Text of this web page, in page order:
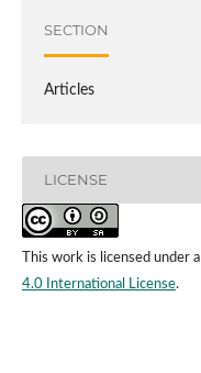
SECTION
Articles
LICENSE
This work is licensed under a
4.0 International License.